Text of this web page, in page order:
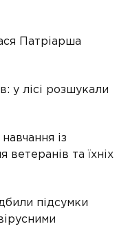
Патріарша
у лісі розшукали
із
ветеранів та їхніх
підсумки